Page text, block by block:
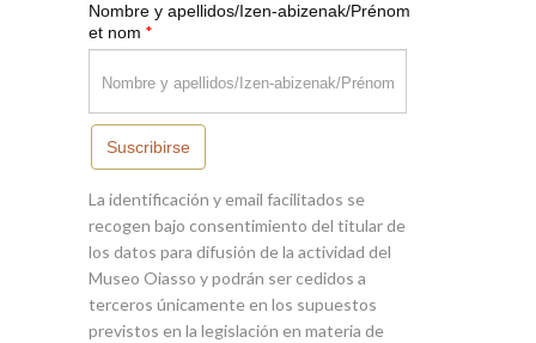
Nombre y apellidos/Izen-abizenak/Prénom
et nom *
Suscribirse
La identificación y email facilitados se
recogen bajo consentimiento del titular de
los datos para difusión de la actividad del
Museo Oiasso y podrán ser cedidos a
terceros únicamente en los supuestos
previstos en la legislación en materia de